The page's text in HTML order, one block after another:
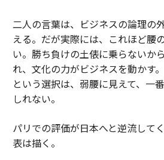
二人の言葉は、ビジネスの論理の
える。だが実際には、これほど腰
い。勝ち負けの土俵に乗らないか
れ、文化の力がビジネスを動かす
という選択は、弱腰に見えて、一
しれない。
パリでの評価が日本へと逆流して
表は描く。